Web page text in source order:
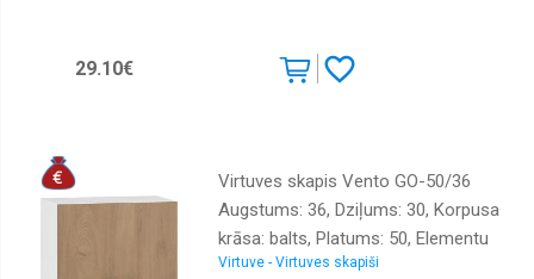
29.10€
Virtuves skapis Vento GO-50/36
Augstums: 36, Dziļums: 30, Korpusa
krāsa: balts, Platums: 50, Elementu
krāsa: ozols, Ar durtiņam: 1, Virsma:
Virtuve - Virtuves skapiši